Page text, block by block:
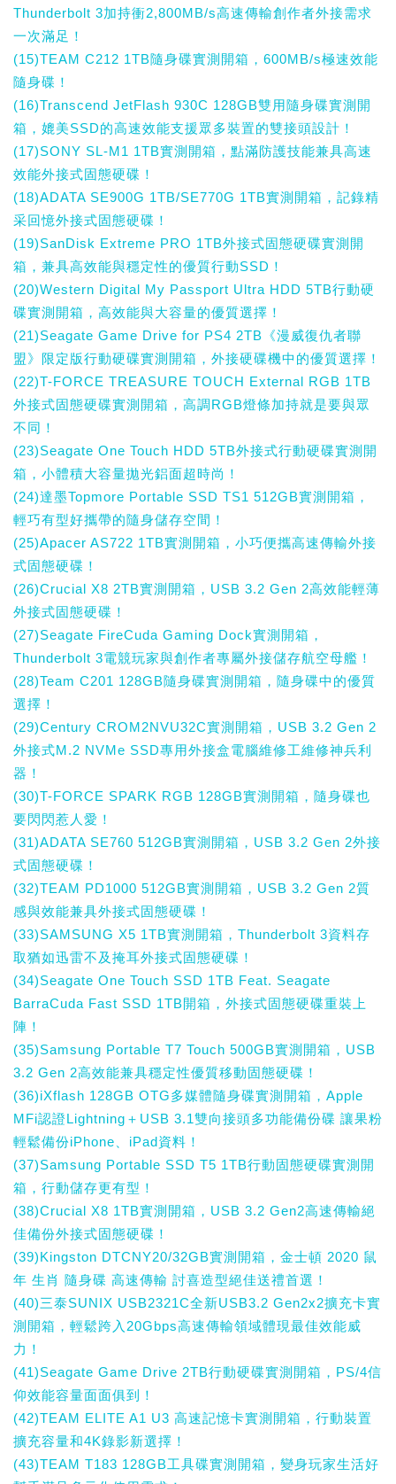
Thunderbolt 3加持衝2,800MB/s高速傳輸創作者外接需求
一次滿足！
(15)TEAM C212 1TB隨身碟實測開箱，600MB/s極速效能
隨身碟！
(16)Transcend JetFlash 930C 128GB雙用隨身碟實測開
箱，媲美SSD的高速效能支援眾多裝置的雙接頭設計！
(17)SONY SL-M1 1TB實測開箱，點滿防護技能兼具高速
效能外接式固態硬碟！
(18)ADATA SE900G 1TB/SE770G 1TB實測開箱，記錄精
采回憶外接式固態硬碟！
(19)SanDisk Extreme PRO 1TB外接式固態硬碟實測開
箱，兼具高效能與穩定性的優質行動SSD！
(20)Western Digital My Passport Ultra HDD 5TB行動硬
碟實測開箱，高效能與大容量的優質選擇！
(21)Seagate Game Drive for PS4 2TB《漫威復仇者聯
盟》限定版行動硬碟實測開箱，外接硬碟機中的優質選擇！
(22)T-FORCE TREASURE TOUCH External RGB 1TB
外接式固態硬碟實測開箱，高調RGB燈條加持就是要與眾
不同！
(23)Seagate One Touch HDD 5TB外接式行動硬碟實測開
箱，小體積大容量拋光鋁面超時尚！
(24)達墨Topmore Portable SSD TS1 512GB實測開箱，
輕巧有型好攜帶的隨身儲存空間！
(25)Apacer AS722 1TB實測開箱，小巧便攜高速傳輸外接
式固態硬碟！
(26)Crucial X8 2TB實測開箱，USB 3.2 Gen 2高效能輕薄
外接式固態硬碟！
(27)Seagate FireCuda Gaming Dock實測開箱，
Thunderbolt 3電競玩家與創作者專屬外接儲存航空母艦！
(28)Team C201 128GB隨身碟實測開箱，隨身碟中的優質
選擇！
(29)Century CROM2NVU32C實測開箱，USB 3.2 Gen 2
外接式M.2 NVMe SSD專用外接盒電腦維修工維修神兵利
器！
(30)T-FORCE SPARK RGB 128GB實測開箱，隨身碟也
要閃閃惹人愛！
(31)ADATA SE760 512GB實測開箱，USB 3.2 Gen 2外接
式固態硬碟！
(32)TEAM PD1000 512GB實測開箱，USB 3.2 Gen 2質
感與效能兼具外接式固態硬碟！
(33)SAMSUNG X5 1TB實測開箱，Thunderbolt 3資料存
取猶如迅雷不及掩耳外接式固態硬碟！
(34)Seagate One Touch SSD 1TB Feat. Seagate
BarraCuda Fast SSD 1TB開箱，外接式固態硬碟重裝上
陣！
(35)Samsung Portable T7 Touch 500GB實測開箱，USB
3.2 Gen 2高效能兼具穩定性優質移動固態硬碟！
(36)iXflash 128GB OTG多媒體隨身碟實測開箱，Apple
MFi認證Lightning＋USB 3.1雙向接頭多功能備份碟 讓果粉
輕鬆備份iPhone、iPad資料！
(37)Samsung Portable SSD T5 1TB行動固態硬碟實測開
箱，行動儲存更有型！
(38)Crucial X8 1TB實測開箱，USB 3.2 Gen2高速傳輸絕
佳備份外接式固態硬碟！
(39)Kingston DTCNY20/32GB實測開箱，金士頓 2020 鼠
年 生肖 隨身碟 高速傳輸 討喜造型絕佳送禮首選！
(40)三泰SUNIX USB2321C全新USB3.2 Gen2x2擴充卡實
測開箱，輕鬆跨入20Gbps高速傳輸領域體現最佳效能威
力！
(41)Seagate Game Drive 2TB行動硬碟實測開箱，PS/4信
仰效能容量面面俱到！
(42)TEAM ELITE A1 U3 高速記憶卡實測開箱，行動裝置
擴充容量和4K錄影新選擇！
(43)TEAM T183 128GB工具碟實測開箱，變身玩家生活好